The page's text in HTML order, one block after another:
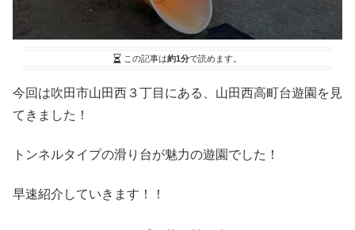
この記事は約1分で読めます。
今回は吹田市山田西３丁目にある、山田西高町台遊園を見
てきました！
トンネルタイプの滑り台が魅力の遊園でした！
早速紹介していきます！！